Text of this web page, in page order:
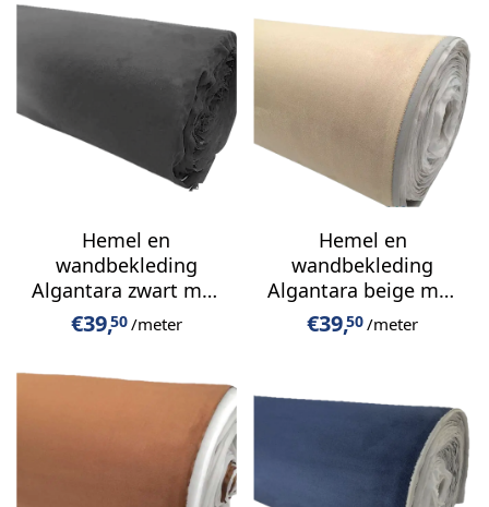
Hemel en
wandbekleding
Algantara zwart met
rek
€39,50/meter
Hemel en
wandbekleding
Algantara beige met
rek
€39,50/meter